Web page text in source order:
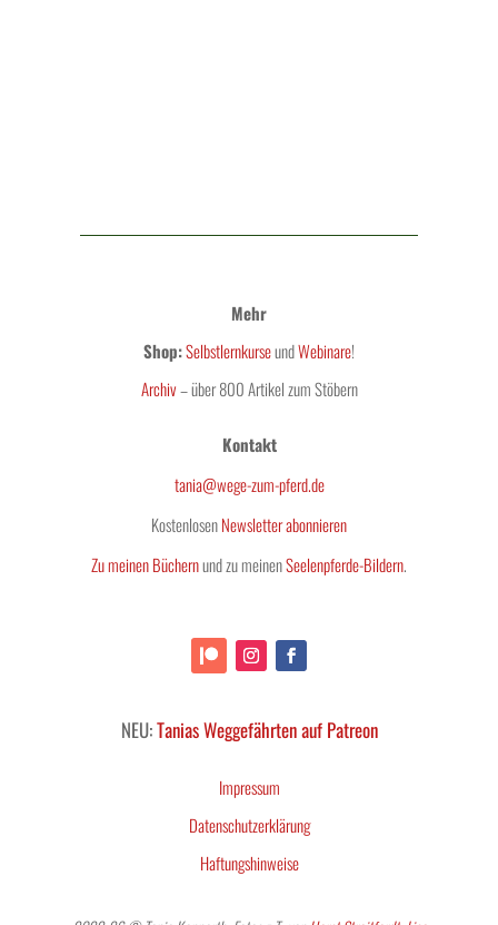
Mehr
Shop:SelbstlernkurseundWebinare!
Archiv– über 800 Artikel zum Stöbern
Kontakt
tania@wege-zum-pferd.de
KostenlosenNewsletter abonnieren
Zu meinen Büchernund zu meinenSeelenpferde-Bildern.
NEU:Tanias Weggefährten auf Patreon
Impressum
Datenschutzerklärung
Haftungshinweise